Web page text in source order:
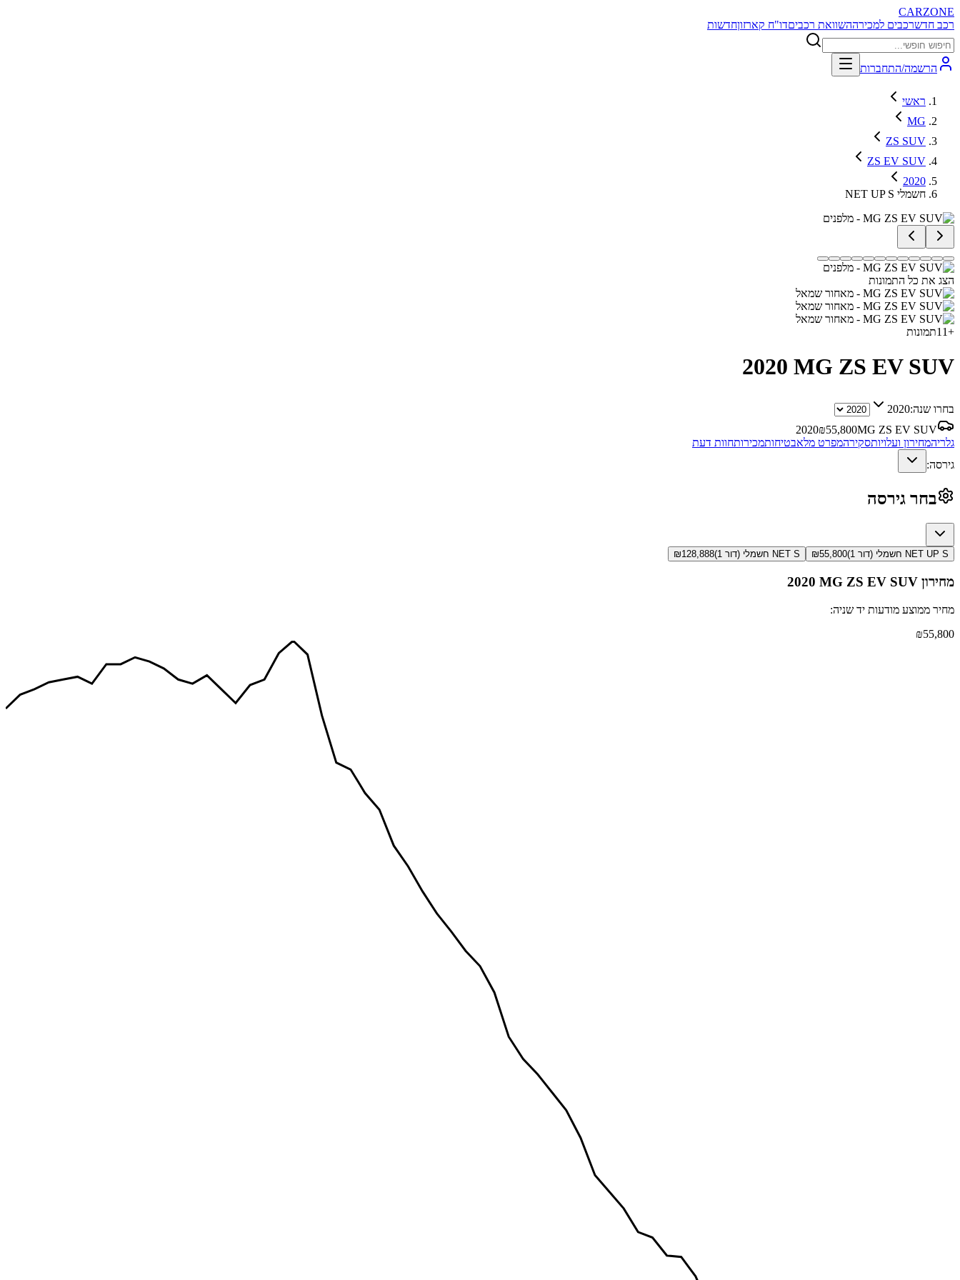
CARZONE
רכב חדשרכבים למכירההשוואת רכביםדו"ח קארזוןחדשות
הרשמה/התחברות
ראשי
MG
ZS SUV
ZS EV SUV
2020
NET UP S חשמלי
הצג את כל התמונות
+
11תמונות
MG ZS EV SUV
2020
בחרו שנה:2020
MG ZS EV SUV
2020₪55,800
גלריהמחירון ועלויותסקירהמפרט מלאבטיחותמכירותחוות דעת
גירסה:
בחר גירסה
NET UP S חשמלי (דור 1) ₪55,800 NET S חשמלי (דור 1) ₪128,888
מחירון MG ZS EV SUV
2020
מחיר ממוצע מודעות יד שניה:
₪55,800